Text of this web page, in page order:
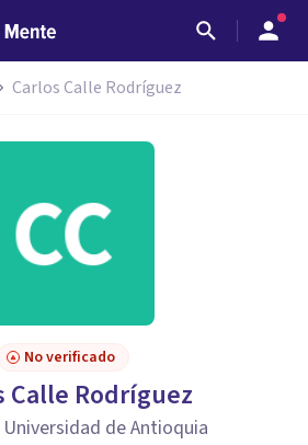
Carlos Calle Rodríguez
No verificado
Calle Rodríguez
de Antioquia